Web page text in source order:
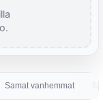
Samat vanhemmat